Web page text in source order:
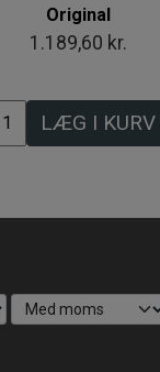
Original
1.189,60 kr.
LÆG I KURV